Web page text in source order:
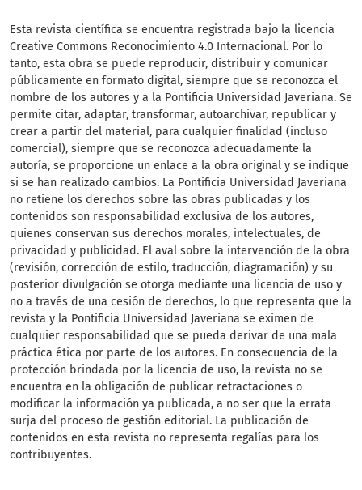
Esta revista científica se encuentra registrada bajo la licencia
Creative Commons Reconocimiento 4.0 Internacional. Por lo
tanto, esta obra se puede reproducir, distribuir y comunicar
públicamente en formato digital, siempre que se reconozca el
nombre de los autores y a la Pontificia Universidad Javeriana. Se
permite citar, adaptar, transformar, autoarchivar, republicar y
crear a partir del material, para cualquier finalidad (incluso
comercial), siempre que se reconozca adecuadamente la
autoría, se proporcione un enlace a la obra original y se indique
si se han realizado cambios. La Pontificia Universidad Javeriana
no retiene los derechos sobre las obras publicadas y los
contenidos son responsabilidad exclusiva de los autores,
quienes conservan sus derechos morales, intelectuales, de
privacidad y publicidad. El aval sobre la intervención de la obra
(revisión, corrección de estilo, traducción, diagramación) y su
posterior divulgación se otorga mediante una licencia de uso y
no a través de una cesión de derechos, lo que representa que la
revista y la Pontificia Universidad Javeriana se eximen de
cualquier responsabilidad que se pueda derivar de una mala
práctica ética por parte de los autores. En consecuencia de la
protección brindada por la licencia de uso, la revista no se
encuentra en la obligación de publicar retractaciones o
modificar la información ya publicada, a no ser que la errata
surja del proceso de gestión editorial. La publicación de
contenidos en esta revista no representa regalías para los
contribuyentes.